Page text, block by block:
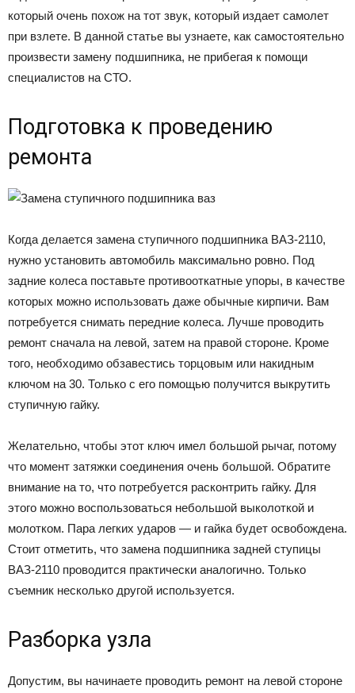
который очень похож на тот звук, который издает самолет
при взлете. В данной статье вы узнаете, как самостоятельно
произвести замену подшипника, не прибегая к помощи
специалистов на СТО.
Подготовка к проведению
ремонта
Когда делается замена ступичного подшипника ВАЗ-2110,
нужно установить автомобиль максимально ровно. Под
задние колеса поставьте противооткатные упоры, в качестве
которых можно использовать даже обычные кирпичи. Вам
потребуется снимать передние колеса. Лучше проводить
ремонт сначала на левой, затем на правой стороне. Кроме
того, необходимо обзавестись торцовым или накидным
ключом на 30. Только с его помощью получится выкрутить
ступичную гайку.
Желательно, чтобы этот ключ имел большой рычаг, потому
что момент затяжки соединения очень большой. Обратите
внимание на то, что потребуется расконтрить гайку. Для
этого можно воспользоваться небольшой выколоткой и
молотком. Пара легких ударов — и гайка будет освобождена.
Стоит отметить, что замена подшипника задней ступицы
ВАЗ-2110 проводится практически аналогично. Только
съемник несколько другой используется.
Разборка узла
Допустим, вы начинаете проводить ремонт на левой стороне